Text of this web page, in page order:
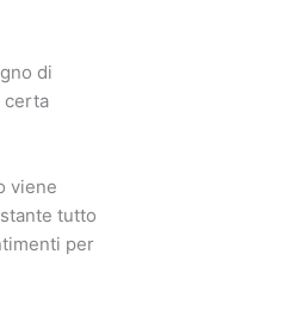
di
certa
viene
tutto
per